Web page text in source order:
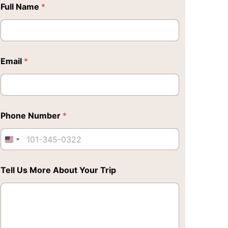
Full Name *
Email *
Phone Number *
Tell Us More About Your Trip